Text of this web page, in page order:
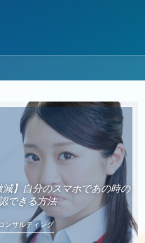
減】自分のスマホであの時の
できる方法
ンサルティング